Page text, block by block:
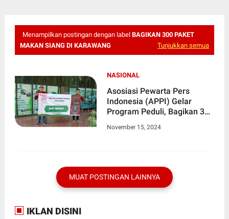
Menampilkan postingan dengan label BAGIKAN 300 PAKET
MAKAN SIANG DI KARAWANG
Tunjukkan semua
NASIONAL
Asosiasi Pewarta Pers
Indonesia (APPI) Gelar
Program Peduli, Bagikan 300
Karawang
November 15, 2024
MUAT POSTINGAN LAINNYA
IKLAN DISINI